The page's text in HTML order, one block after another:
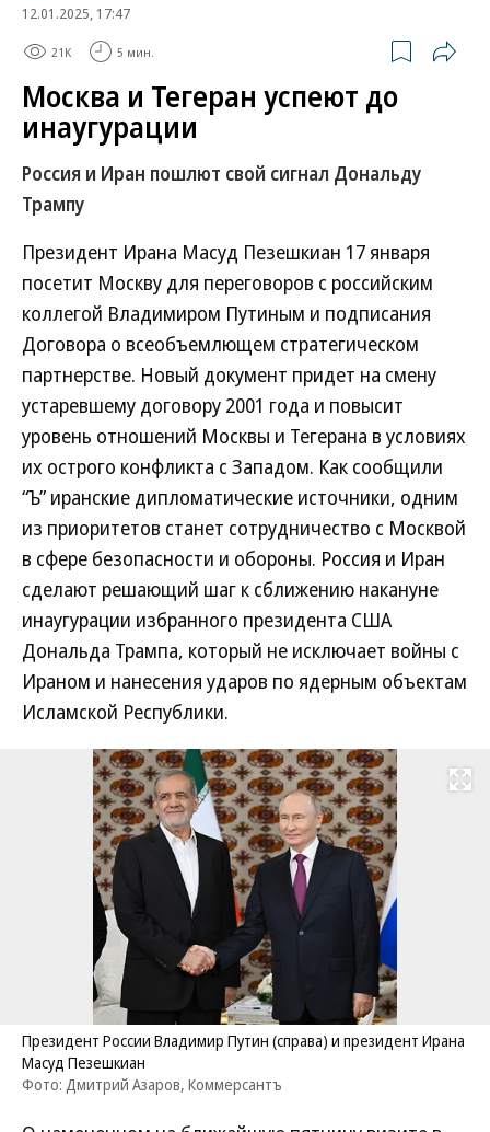
12.01.2025, 17:47
21K 5 мин.
Москва и Тегеран успеют до
инаугурации
Россия и Иран пошлют свой сигнал Дональду
Трампу
Президент Ирана Масуд Пезешкиан 17 января
посетит Москву для переговоров с российским
коллегой Владимиром Путиным и подписания
Договора о всеобъемлющем стратегическом
партнерстве. Новый документ придет на смену
устаревшему договору 2001 года и повысит
уровень отношений Москвы и Тегерана в условиях
их острого конфликта с Западом. Как сообщили
“Ъ” иранские дипломатические источники, одним
из приоритетов станет сотрудничество c Москвой
в сфере безопасности и обороны. Россия и Иран
сделают решающий шаг к сближению накануне
инаугурации избранного президента США
Дональда Трампа, который не исключает войны с
Ираном и нанесения ударов по ядерным объектам
Исламской Республики.
Развернуть
Президент России Владимир Путин (справа) и президент Ирана
Масуд Пезешкиан
Фото: Дмитрий Азаров, Коммерсантъ